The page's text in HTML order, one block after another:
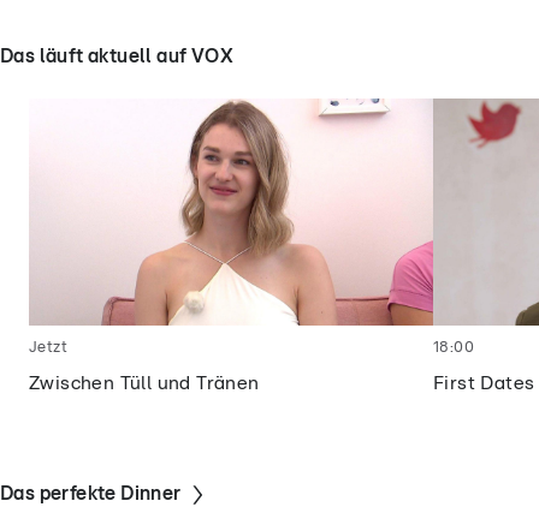
Das läuft aktuell auf VOX
Zwischen Tüll und Tränen
Jetzt
First
18:00
Das perfekte Dinner